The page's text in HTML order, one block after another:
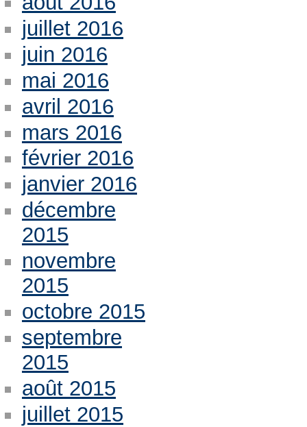
juillet 2016
juin 2016
mai 2016
avril 2016
mars 2016
février 2016
janvier 2016
décembre
2015
novembre
2015
octobre 2015
septembre
2015
août 2015
juillet 2015